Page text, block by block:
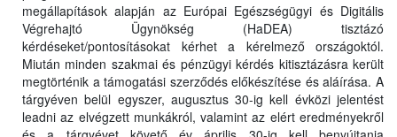
megállapítások alapján az Európai Egészségügyi és Digitális
Végrehajtó Ügynökség (HaDEA) tisztázó
kérdéseket/pontosításokat kérhet a kérelmező országoktól.
Miután minden szakmai és pénzügyi kérdés kitisztázásra került
megtörténik a támogatási szerződés előkészítése és aláírása. A
tárgyéven belül egyszer, augusztus 30-ig kell évközi jelentést
leadni az elvégzett munkákról, valamint az elért eredményekről